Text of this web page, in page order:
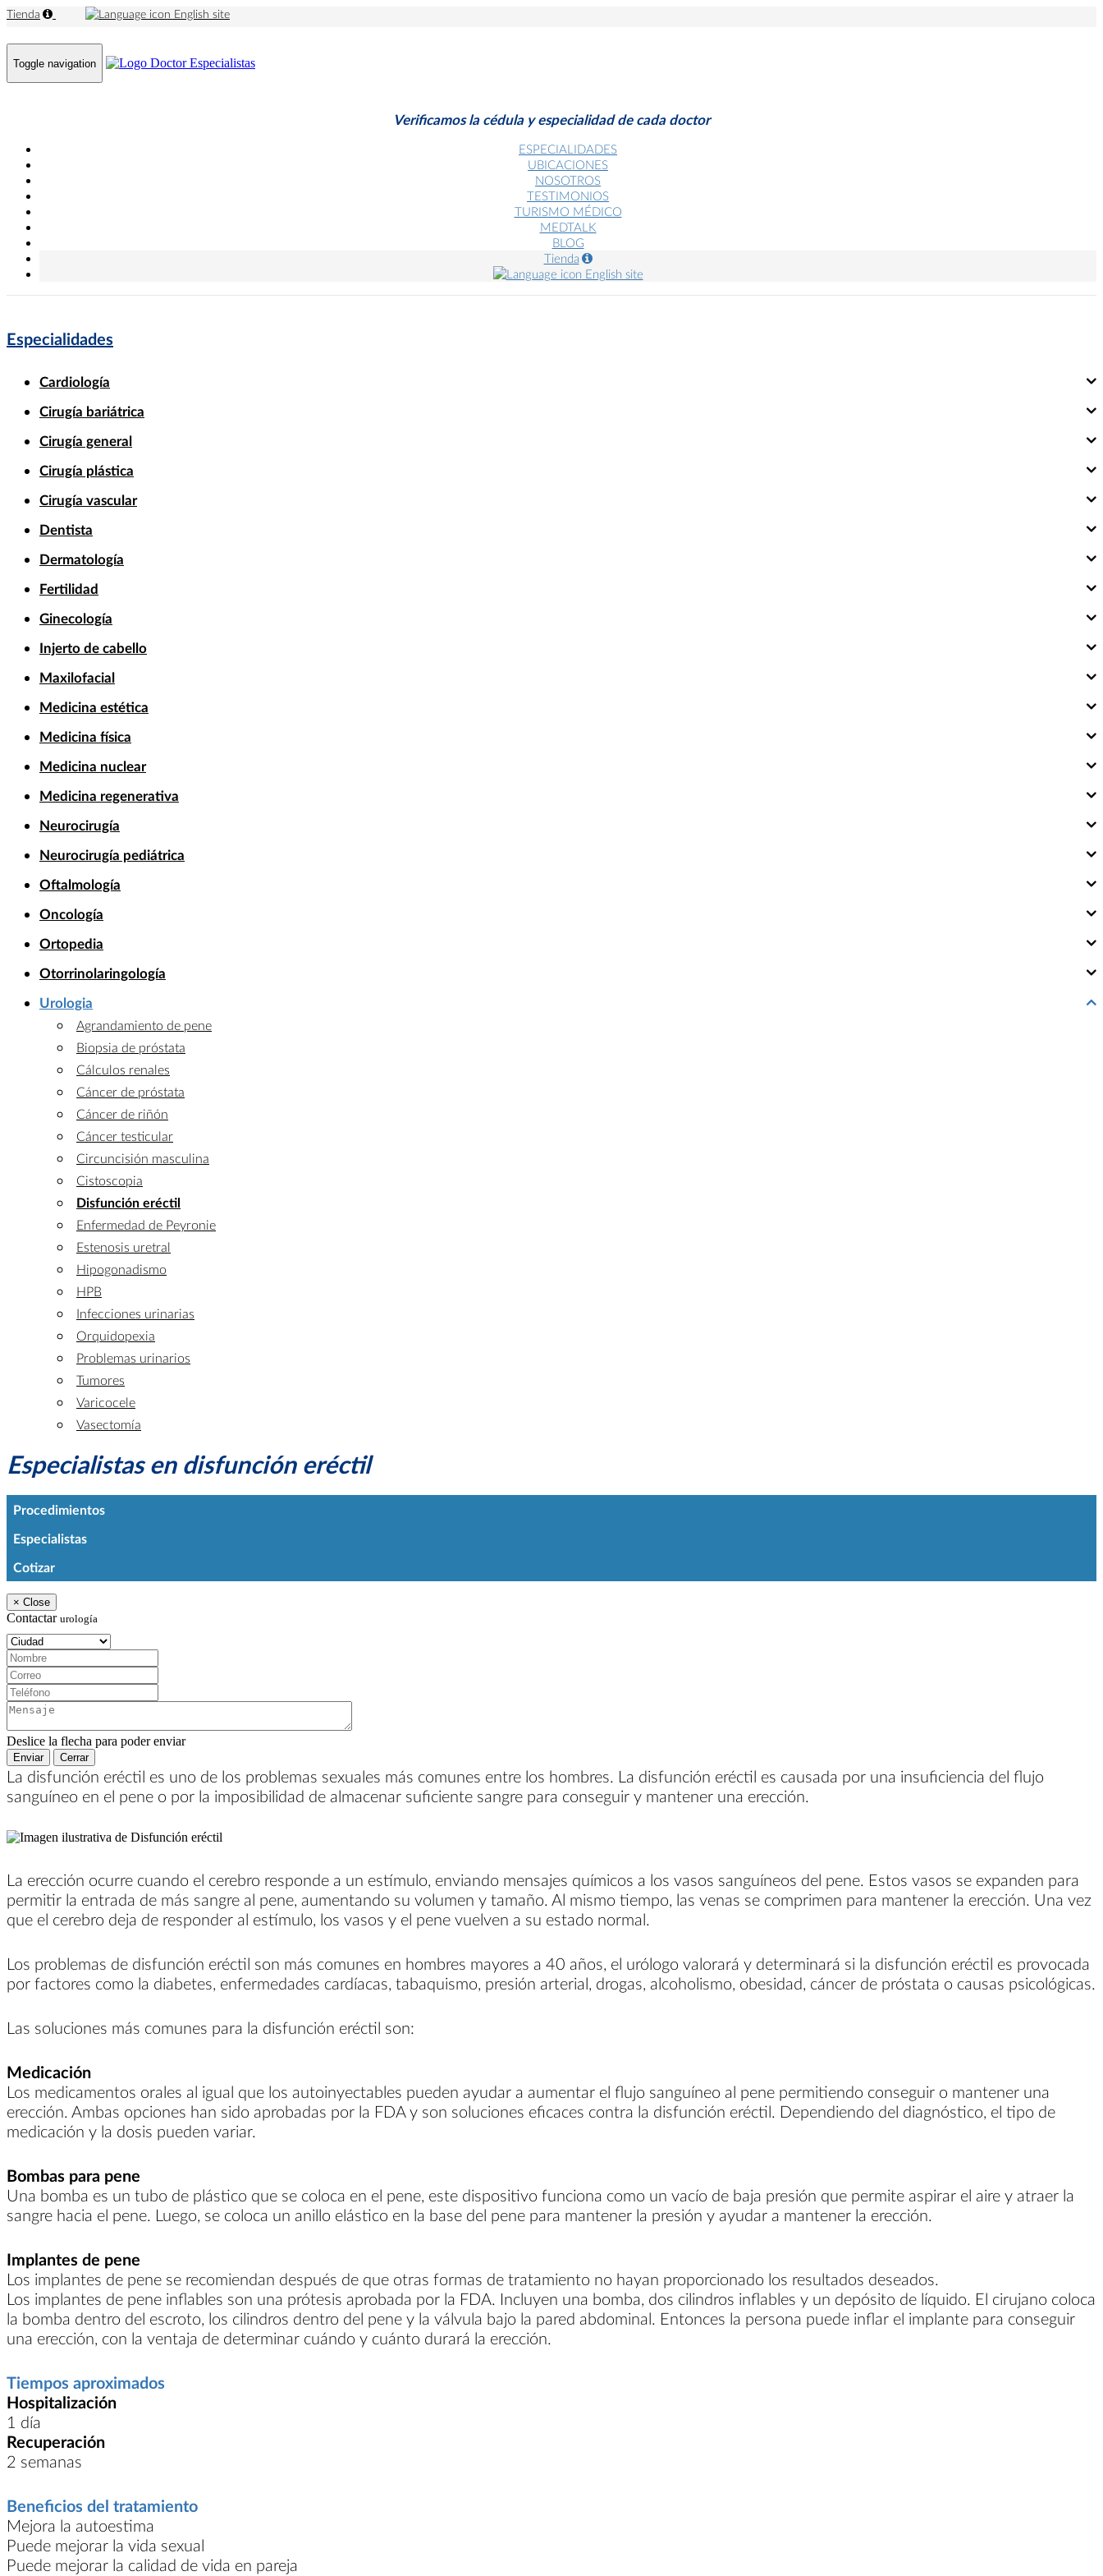
Tienda English site
Toggle navigation
Verificamos la cédula y especialidad de cada doctor
ESPECIALIDADES
UBICACIONES
NOSOTROS
TESTIMONIOS
TURISMO MÉDICO
MEDTALK
BLOG
Tienda
English site
Especialidades
Cardiología
Cirugía bariátrica
Cirugía general
Cirugía plástica
Cirugía vascular
Dentista
Dermatología
Fertilidad
Ginecología
Injerto de cabello
Maxilofacial
Medicina estética
Medicina física
Medicina nuclear
Medicina regenerativa
Neurocirugía
Neurocirugía pediátrica
Oftalmología
Oncología
Ortopedia
Otorrinolaringología
Urologia
Agrandamiento de pene
Biopsia de próstata
Cálculos renales
Cáncer de próstata
Cáncer de riñón
Cáncer testicular
Circuncisión masculina
Cistoscopia
Disfunción eréctil
Enfermedad de Peyronie
Estenosis uretral
Hipogonadismo
HPB
Infecciones urinarias
Orquidopexia
Problemas urinarios
Tumores
Varicocele
Vasectomía
Especialistas en disfunción eréctil
Procedimientos
Especialistas
Cotizar
× Close
Contactar urología
Ciudad:
Nombre:
Correo:
Teléfono:
Mensaje:
Deslice la flecha para poder enviar
Enviar Cerrar
La disfunción eréctil es uno de los problemas sexuales más comunes entre los hombres. La disfunción eréctil es causada por una insuficiencia del flujo
sanguíneo en el pene o por la imposibilidad de almacenar suficiente sangre para conseguir y mantener una erección.
La erección ocurre cuando el cerebro responde a un estímulo, enviando mensajes químicos a los vasos sanguíneos del pene. Estos vasos se expanden para
permitir la entrada de más sangre al pene, aumentando su volumen y tamaño. Al mismo tiempo, las venas se comprimen para mantener la erección. Una vez
que el cerebro deja de responder al estímulo, los vasos y el pene vuelven a su estado normal.
Los problemas de disfunción eréctil son más comunes en hombres mayores a 40 años, el urólogo valorará y determinará si la disfunción eréctil es provocada
por factores como la diabetes, enfermedades cardíacas, tabaquismo, presión arterial, drogas, alcoholismo, obesidad, cáncer de próstata o causas psicológicas.
Las soluciones más comunes para la disfunción eréctil son:
Medicación
Los medicamentos orales al igual que los autoinyectables pueden ayudar a aumentar el flujo sanguíneo al pene permitiendo conseguir o mantener una
erección. Ambas opciones han sido aprobadas por la FDA y son soluciones eficaces contra la disfunción eréctil. Dependiendo del diagnóstico, el tipo de
medicación y la dosis pueden variar.
Bombas para pene
Una bomba es un tubo de plástico que se coloca en el pene, este dispositivo funciona como un vacío de baja presión que permite aspirar el aire y atraer la
sangre hacia el pene. Luego, se coloca un anillo elástico en la base del pene para mantener la presión y ayudar a mantener la erección.
Implantes de pene
Los implantes de pene se recomiendan después de que otras formas de tratamiento no hayan proporcionado los resultados deseados.
Los implantes de pene inflables son una prótesis aprobada por la FDA. Incluyen una bomba, dos cilindros inflables y un depósito de líquido. El cirujano coloca
la bomba dentro del escroto, los cilindros dentro del pene y la válvula bajo la pared abdominal. Entonces la persona puede inflar el implante para conseguir
una erección, con la ventaja de determinar cuándo y cuánto durará la erección.
Tiempos aproximados
Hospitalización
1 día
Recuperación
2 semanas
Beneficios del tratamiento
Mejora la autoestima
Puede mejorar la vida sexual
Puede mejorar la calidad de vida en pareja